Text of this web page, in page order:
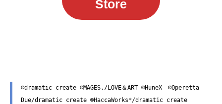
Store
©dramatic create ©MAGES./LOVE＆ART ©HuneX　©Operetta
Due/dramatic create ©HaccaWorks*/dramatic create